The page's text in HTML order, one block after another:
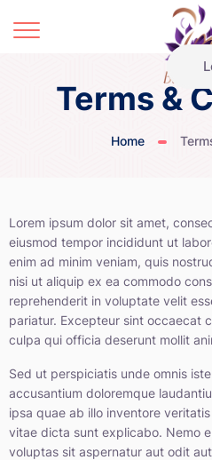
Terms &
Home
Lorem ipsum dolor sit amet,
eiusmod tempor incididunt ut
enim ad minim veniam, quis
nisi ut aliquip ex ea commodo
reprehenderit in voluptate velit
pariatur. Excepteur sint occaecat
culpa qui officia deserunt mollit
Sed ut perspiciatis unde omnis
accusantium doloremque
ipsa quae ab illo inventore
vitae dicta sunt explicabo. Nemo
voluptas sit aspernatur aut odit